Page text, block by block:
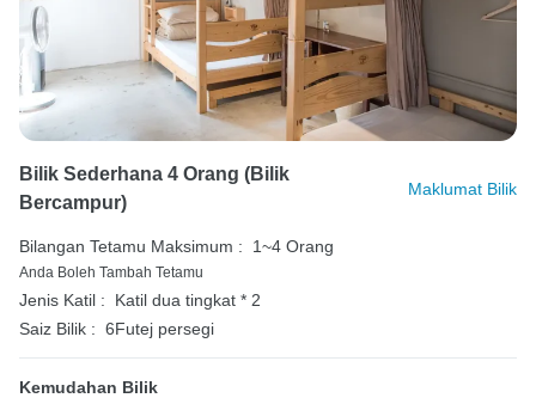
Bilik Sederhana 4 Orang (bilik
Bercampur)
Maklumat Bilik
Bilangan Tetamu Maksimum : 1~4 Orang
Anda Boleh Tambah Tetamu
Jenis Katil :
Katil dua tingkat * 2
Saiz Bilik : 6Futej persegi
Kemudahan Bilik